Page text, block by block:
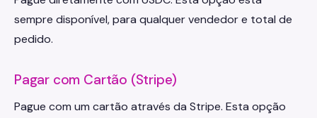
sempre disponível, para qualquer vendedor e total de
pedido.
Pagar com Cartão (Stripe)
Pague com um cartão através da Stripe. Esta opção